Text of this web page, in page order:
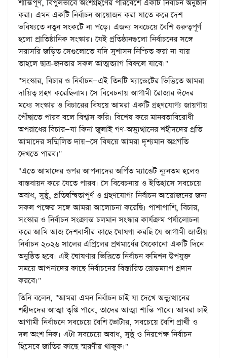
শান্তিপূর্ণ, বিপুলভাবে অংশগ্রহণের পরিবেশে একটি নির্বাচন অনুষ্ঠান
করা। এমন একটি নির্বাচন আয়োজন করা যাতে করে দেশ
ভবিষ্যতে নতুন সংকটে না পড়ে। এজন্য সবচেয়ে বেশি গুরুত্বপূর্ণ
হলো প্রাতিষ্ঠানিক সংস্কার। যেই প্রতিষ্ঠানগুলো নির্বাচনের সঙ্গে
সরাসরি জড়িত সেগুলোতে যদি সুশাসন নিশ্চিত করা না যায়
তাহলে ছাত্র-জনতার সকল আত্মত্যাগ বিফলে যাবে।"
"সংস্কার, বিচার ও নির্বাচন—এই তিনটি ম্যান্ডেটের ভিত্তিতে আমরা
দায়িত্ব গ্রহণ করেছিলাম। সে বিবেচনায় আগামী রোজার ঈদের
মধ্যে সংস্কার ও বিচারের বিষয়ে আমরা একটি গ্রহণযোগ্য জায়গায়
পৌঁছাতে পারব বলে বিশ্বাস করি। বিশেষ করে মানবতাবিরোধী
অপরাধের বিচার—যা কিনা জুলাই গণ-অভ্যুত্থানের শহীদদের প্রতি
আমাদের সম্মিলিত দায়—সে বিষয়ে আমরা দৃশ্যমান অগ্রগতি
দেখতে পারব।"
"এতে আমাদের ওপর আপনাদের অর্পিত ম্যান্ডেট ন্যূনতম হলেও
বাস্তবায়ন করে যেতে পারব। সে বিবেচনায় ও ইতিহাসে সবচেয়ে
অবাধ, সুষ্ঠু, প্রতিদ্বন্দ্বিতাপূর্ণ ও গ্রহণযোগ্য নির্বাচন আয়োজনের জন্য
সকল পক্ষের সঙ্গে আমরা আলোচনা করেছি। পাশাপাশি, বিচার,
সংস্কার ও নির্বাচন সংক্রান্ত চলমান সংস্কার কার্যক্রম পর্যালোচনা
করে আমি আজ দেশবাসীর কাছে ঘোষণা করছি যে আগামী জাতীয়
নির্বাচন ২০২৬ সালের এপ্রিলের প্রথমার্ধের যেকোনো একটি দিনে
অনুষ্ঠিত হবে। এই ঘোষণার ভিত্তিতে নির্বাচন কমিশন উপযুক্ত
সময়ে আপনাদের কাছে নির্বাচনের বিস্তারিত রোডম্যাপ প্রদান
করবে।"
তিনি বলেন, "আমরা এমন নির্বাচন চাই যা দেখে অভ্যুত্থানের
শহীদদের আত্মা তৃপ্তি পাবে, তাদের আত্মা শান্তি পাবে। আমরা চাই
আগামী নির্বাচনে সবচেয়ে বেশি ভোটার, সবচেয়ে বেশি প্রার্থী ও
দল অংশ নিক। এটা সবচেয়ে অবাধ, সুষ্ঠু ও নিরপেক্ষ নির্বাচন
হিসেবে জাতির কাছে স্মরণীয় থাকুক।"